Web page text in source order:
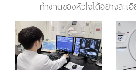
ทำงานของหัวใจได้อย่างละเ